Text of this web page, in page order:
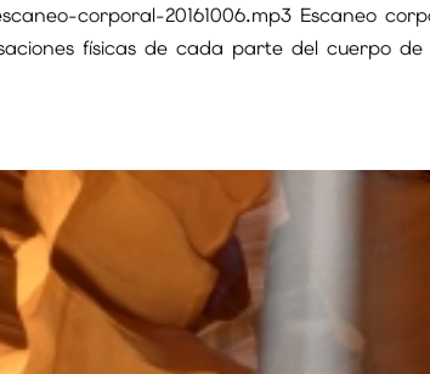
corporal-20161006.mp3 Escaneo
físicas de cada parte del cuerpo